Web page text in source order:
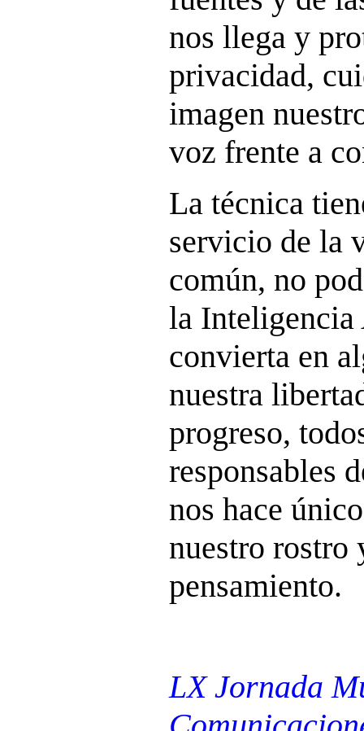
nos llega y
privacidad,
imagen
voz frente a
La técnica
servicio de la
común, no
la
convierta en
nuestra
progreso,
responsables
nos hace
nuestro rostro
pensamiento.
LX Jornada